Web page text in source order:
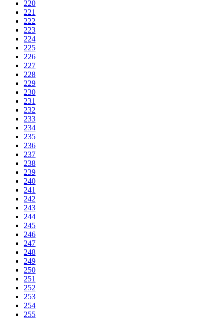
220
221
222
223
224
225
226
227
228
229
230
231
232
233
234
235
236
237
238
239
240
241
242
243
244
245
246
247
248
249
250
251
252
253
254
255